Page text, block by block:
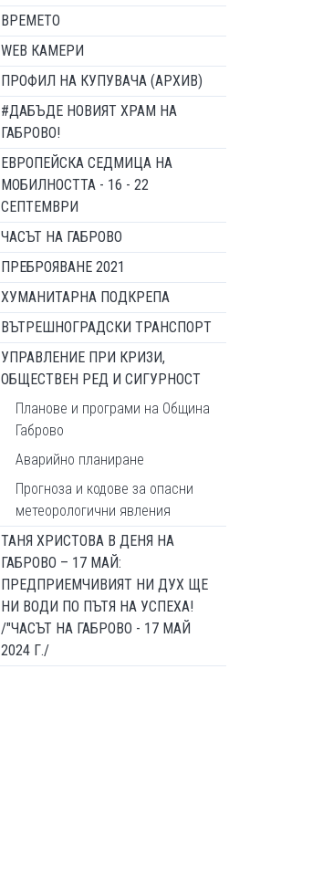
ВРЕМЕТО
WEB КАМЕРИ
ПРОФИЛ НА КУПУВАЧА (АРХИВ)
#ДАБЪДЕ НОВИЯТ ХРАМ НА
ГАБРОВО!
ЕВРОПЕЙСКА СЕДМИЦА НА
МОБИЛНОСТТА - 16 - 22
СЕПТЕМВРИ
ЧАСЪТ НА ГАБРОВО
ПРЕБРОЯВАНЕ 2021
ХУМАНИТАРНА ПОДКРЕПА
ВЪТРЕШНОГРАДСКИ ТРАНСПОРТ
УПРАВЛЕНИЕ ПРИ КРИЗИ,
ОБЩЕСТВЕН РЕД И СИГУРНОСТ
Планове и програми на Община
Габрово
Аварийно планиране
Прогноза и кодове за опасни
метеорологични явления
ТАНЯ ХРИСТОВА В ДЕНЯ НА
ГАБРОВО – 17 МАЙ:
ПРЕДПРИЕМЧИВИЯТ НИ ДУХ ЩЕ
НИ ВОДИ ПО ПЪТЯ НА УСПЕХА!
/"ЧАСЪТ НА ГАБРОВО - 17 МАЙ
2024 Г./